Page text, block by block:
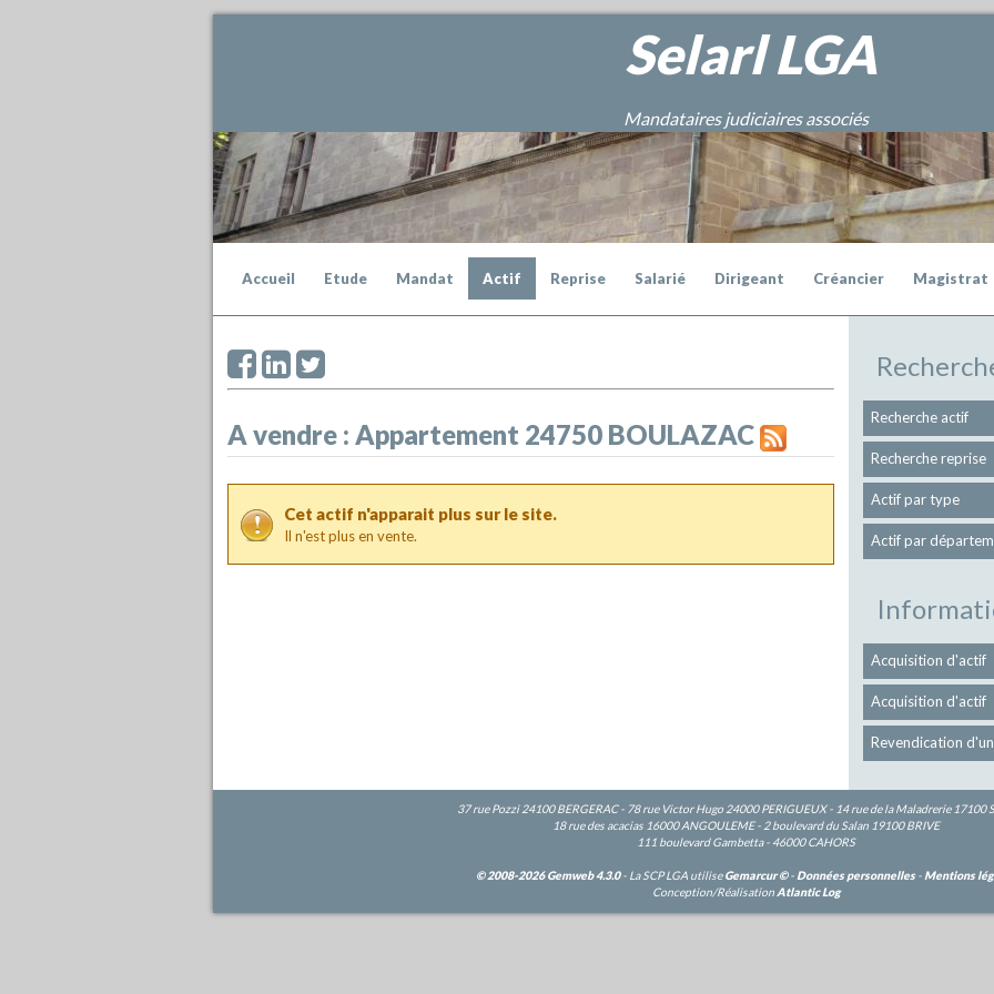
SelarlLGA
Mandataires judiciaires associés
Accueil Etude Mandat Actif Reprise Salarié Dirigeant Créancier Magistrat
A vendre : Appartement 24750 BOULAZAC
Cet actif n'apparait plus sur le site.
Il n'est plus en vente.
Recherche actif
Recherche reprise
Actif par type
Actif par
Acquisition d'actif
Acquisition d'actif
Revendication
37 rue Pozzi 24100 BERGERAC - 78 rue Victor Hugo 24000 PERIGUEUX - 14 rue de la Maladrerie 17100
18 rue des acacias 16000 ANGOULEME - 2 boulevard du Salan 19100 BRIVE
111 boulevard Gambetta - 46000 CAHORS
© 2008-2026 Gemweb 4.3.0- La SCP LGA utiliseGemarcur ©- Données personnelles- Mentions
Conception/Réalisation Atlantic Log